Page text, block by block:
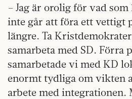
– Jag är orolig för vad
inte går att föra ett vettigt
längre. Ta
samarbeta med SD. Förra
samarbetade vi med KD
enormt tydliga om vikten
arbete med integrationen.